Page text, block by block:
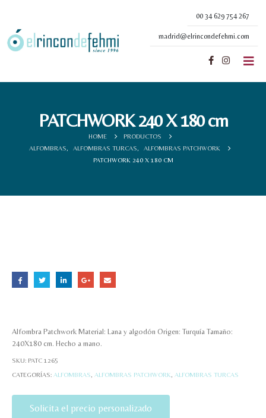
00 34 629 754 267
madrid@elrincondefehmi.com
PATCHWORK 240 X 180 cm
HOME
PRODUCTOS
ALFOMBRAS
ALFOMBRAS TURCAS
ALFOMBRAS PATCHWORK
PATCHWORK 240 X 180 CM
Alfombra Patchwork Material: Lana y algodón Origen: Turquía Tamaño:
240X180 cm. Hecho a mano.
SKU: PATC 1265
CATEGORÍAS: ALFOMBRAS ALFOMBRAS PATCHWORK ALFOMBRAS TURCAS
Solicita el precio personalizado